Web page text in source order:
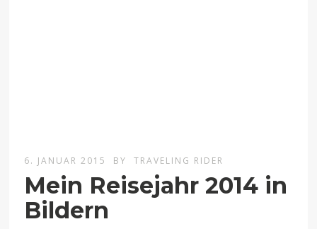
6. JANUAR 2015 BY TRAVELING RIDER
Mein Reisejahr 2014 in
Bildern